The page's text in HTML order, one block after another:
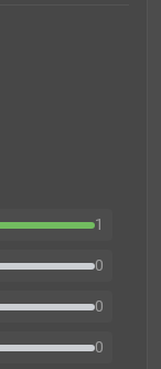
1
0
0
0